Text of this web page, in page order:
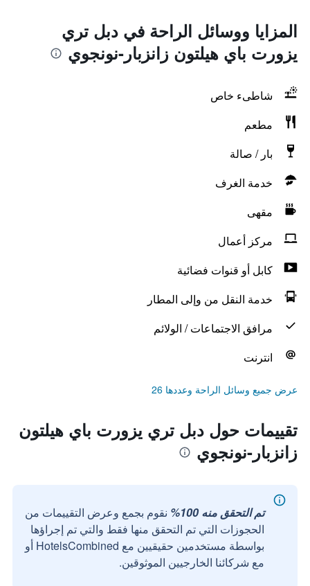
المزايا ووسائل الراحة في دبل تري
يزورت باي هيلتون زانزبار-نونجوي
شاطىء خاص
مطعم
بار / صالة
خدمة الغرف
مقهى
مركز أعمال
كابل أو قنوات فضائية
خدمة النقل من وإلى المطار
مرافق الاجتماعات / الولائم
انترنت
عرض جميع وسائل الراحة وعددها 26
تقييمات حول دبل تري يزورت باي هيلتون
زانزبار-نونجوي
تم التحقق منه 100%
نقوم بجمع وعرض التقييمات من
الحجوزات التي تم التحقق منها فقط والتي تم إجراؤها
بواسطة مستخدمين حقيقيين مع HotelsCombined أو
مع شركائنا الخارجيين الموثوقين.